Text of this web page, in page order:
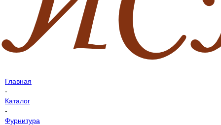
Главная
-
Каталог
-
Фурнитура